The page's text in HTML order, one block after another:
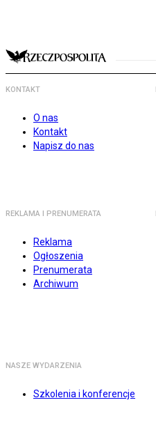
KONTAKT
O nas
Kontakt
Napisz do nas
REKLAMA I PRENUMERATA
Reklama
Ogłoszenia
Prenumerata
Archiwum
NASZE WYDARZENIA
Szkolenia i konferencje